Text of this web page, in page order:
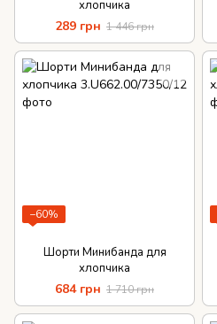
хлопчика
289 грн 1 446 грн
−60%
Шорти Минибанда для
хлопчика
684 грн 1 710 грн